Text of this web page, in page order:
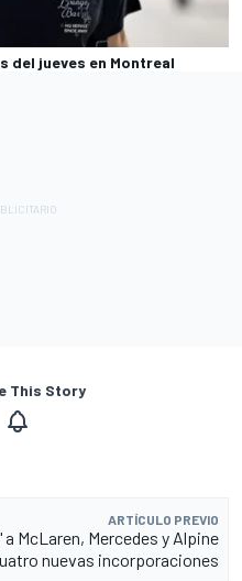
del jueves en Montreal
This Story
ARTÍCULO PREVIO
McLaren, Mercedes y Alpine
nuevas incorporaciones